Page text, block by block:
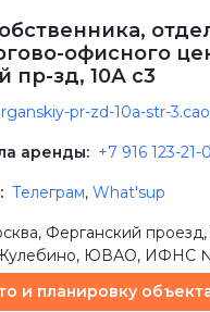
офисного
пр-зд, 10А с3
pr-zd-10a-str-
аренды: +7 916 123-21-
Телеграм, What'sup
, Ферганский проезд,
ЮВАО, ИФНС
и планировку